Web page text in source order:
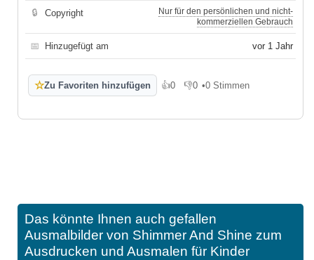
🔒 Copyright
Nur für den persönlichen und nicht-
kommerziellen Gebrauch
📅 Hinzugefügt am vor 1 Jahr
☆Zu Favoriten hinzufügen 👍0
Gefällt mir
👎0
Gefällt mir nicht
•0 Stimmen
Das könnte Ihnen auch gefallen
Ausmalbilder von Shimmer And Shine zum
Ausdrucken und Ausmalen für Kinder